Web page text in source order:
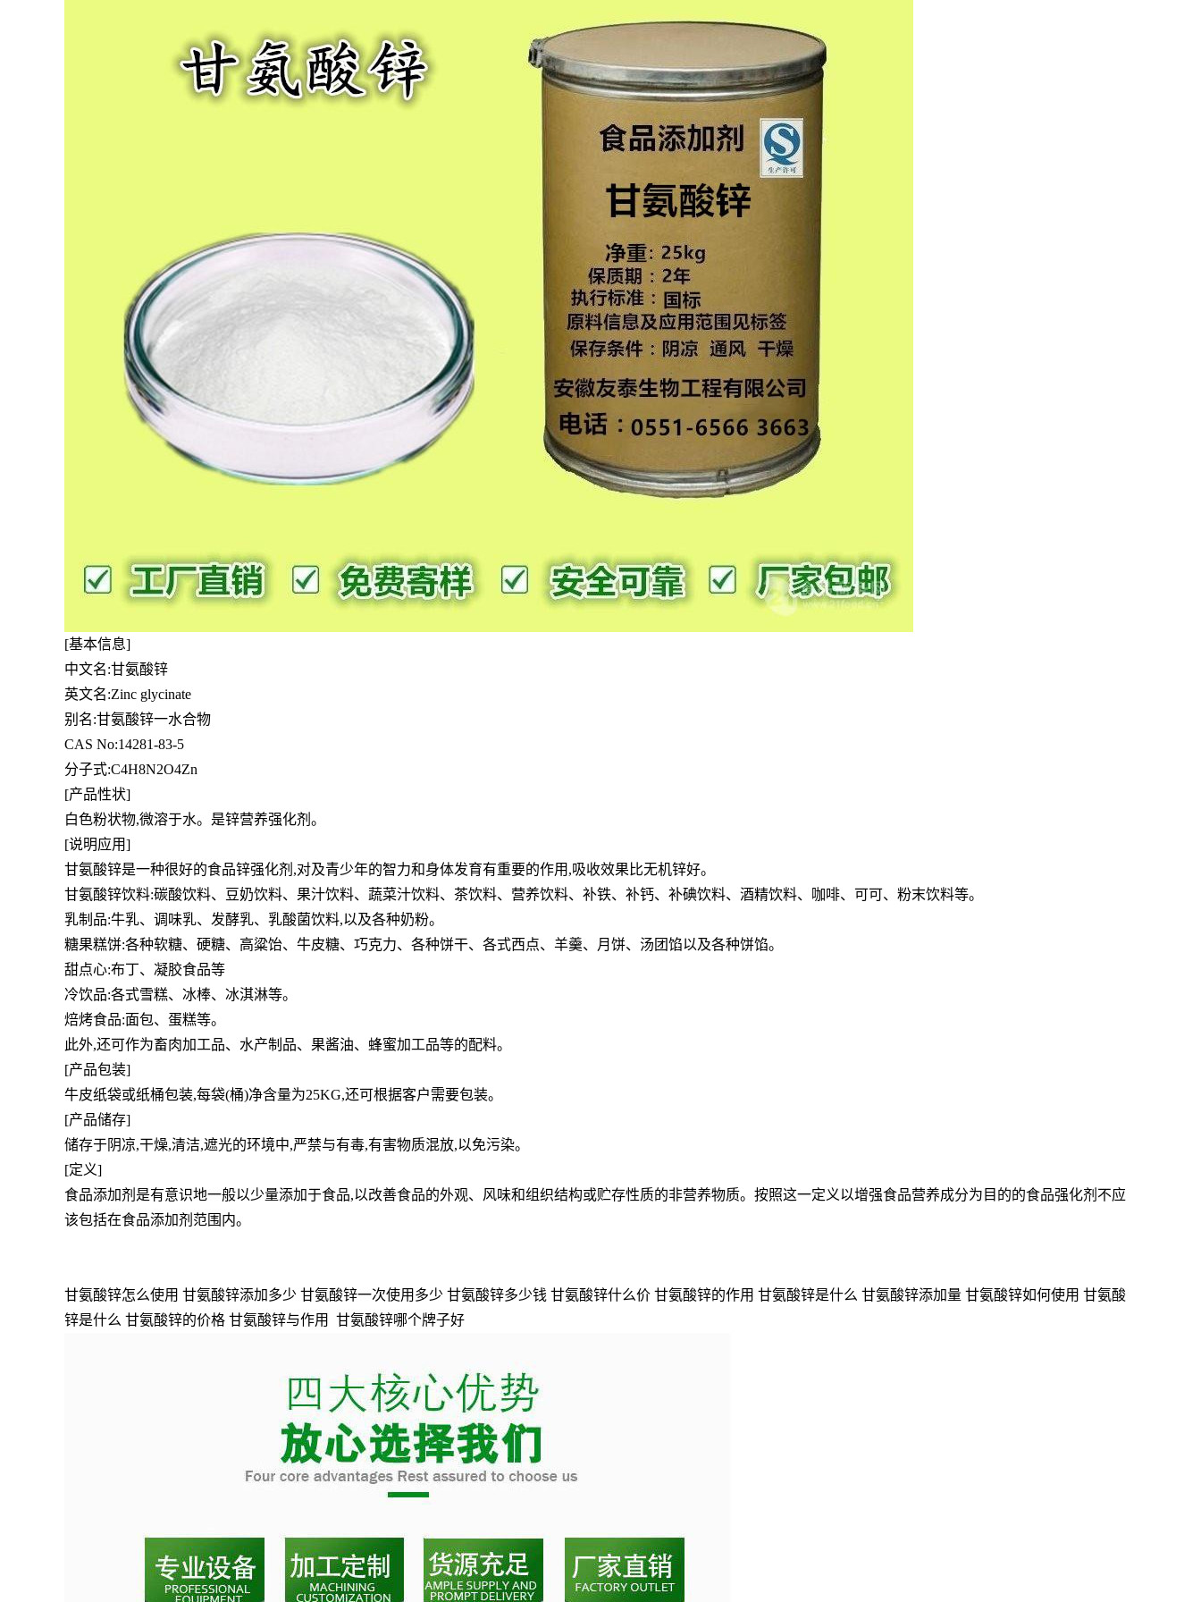
[基本信息]
中文名:甘氨酸锌
英文名:Zinc glycinate
别名:甘氨酸锌一水合物
CAS No:14281-83-5
分子式:C4H8N2O4Zn
[产品性状]
白色粉状物,微溶于水。是锌营养强化剂。
[说明应用]
甘氨酸锌是一种很好的食品锌强化剂,对及青少年的智力和身体发育有重要的作用,吸收效果比无机锌好。
甘氨酸锌饮料:碳酸饮料、豆奶饮料、果汁饮料、蔬菜汁饮料、茶饮料、营养饮料、补铁、补钙、补碘饮料、酒精饮料、咖啡、可可、粉末饮料等。
乳制品:牛乳、调味乳、发酵乳、乳酸菌饮料,以及各种奶粉。
糖果糕饼:各种软糖、硬糖、高粱饴、牛皮糖、巧克力、各种饼干、各式西点、羊羹、月饼、汤团馅以及各种饼馅。
甜点心:布丁、凝胶食品等
冷饮品:各式雪糕、冰棒、冰淇淋等。
焙烤食品:面包、蛋糕等。
此外,还可作为畜肉加工品、水产制品、果酱油、蜂蜜加工品等的配料。
[产品包装]
牛皮纸袋或纸桶包装,每袋(桶)净含量为25KG,还可根据客户需要包装。
[产品储存]
储存于阴凉,干燥,清洁,遮光的环境中,严禁与有毒,有害物质混放,以免污染。
[定义]
食品添加剂是有意识地一般以少量添加于食品,以改善食品的外观、风味和组织结构或贮存性质的非营养物质。按照这一定义以增强食品营养成分为目的的食品强化剂不应
该包括在食品添加剂范围内。
甘氨酸锌怎么使用 甘氨酸锌添加多少 甘氨酸锌一次使用多少 甘氨酸锌多少钱 甘氨酸锌什么价 甘氨酸锌的作用 甘氨酸锌是什么 甘氨酸锌添加量 甘氨酸锌如何使用 甘氨酸
锌是什么 甘氨酸锌的价格 甘氨酸锌与作用 甘氨酸锌哪个牌子好